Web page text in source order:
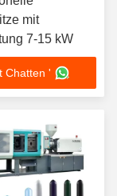
mit
7-15 kW
Chatten '